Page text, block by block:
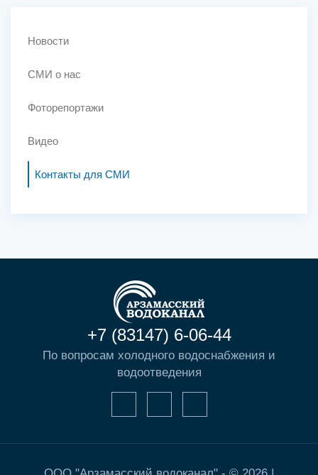
Новости
СМИ о нас
Фоторепортажи
Видео
Контакты для СМИ
+7 (83147) 6-06-44
По вопросам холодного водоснабжения и
водоотведения